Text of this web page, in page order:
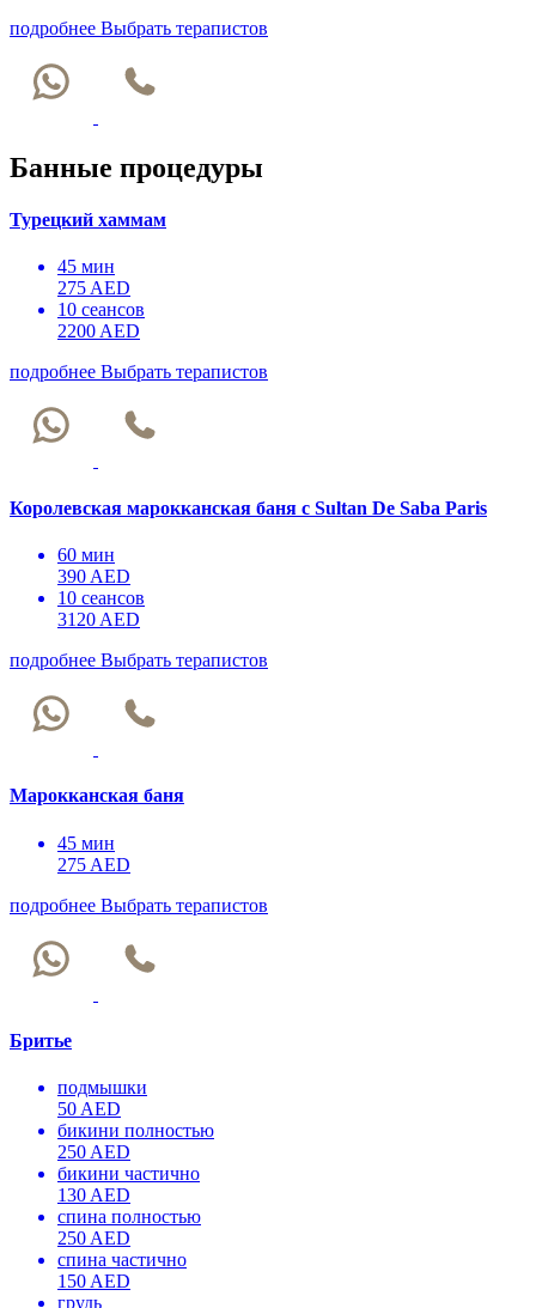
подробнее Выбрать терапистов
Банные процедуры
Турецкий хаммам
45 мин
275 AED
10 сеансов
2200 AED
подробнее Выбрать терапистов
Королевская марокканская баня с Sultan De Saba Paris
60 мин
390 AED
10 сеансов
3120 AED
подробнее Выбрать терапистов
Марокканская баня
45 мин
275 AED
подробнее Выбрать терапистов
Бритье
подмышки
50 AED
бикини полностью
250 AED
бикини частично
130 AED
спина полностью
250 AED
спина частично
150 AED
грудь